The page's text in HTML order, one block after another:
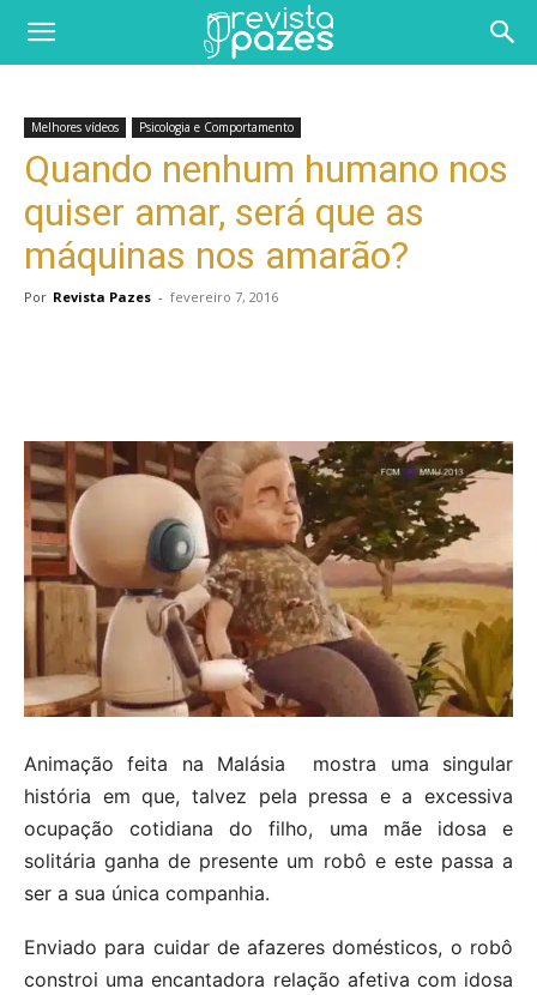
Melhores vídeos Psicologia e Comportamento
Quando nenhum humano nos
quiser amar, será que as
máquinas nos amarão?
Por Revista Pazes - fevereiro 7, 2016
Animação feita na Malásia mostra uma singular
história em que, talvez pela pressa e a excessiva
ocupação cotidiana do filho, uma mãe idosa e
solitária ganha de presente um robô e este passa a
ser a sua única companhia.
Enviado para cuidar de afazeres domésticos, o robô
constroi uma encantadora relação afetiva com idosa